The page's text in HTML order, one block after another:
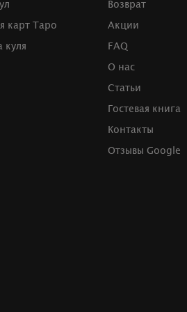
карт Таро
куля
Возврат
Акции
FAQ
О нас
Статьи
Гостевая книга
Контакты
Отзывы Google